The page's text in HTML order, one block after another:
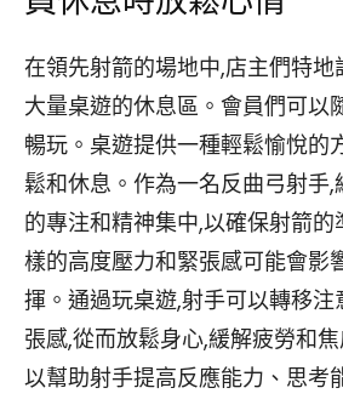
在領先射箭的場地中,店主們特地
大量桌遊的休息區。會員們可以
暢玩。桌遊提供一種輕鬆愉悅的
鬆和休息。作為一名反曲弓射手
的專注和精神集中,以確保射箭
樣的高度壓力和緊張感可能會影
揮。通過玩桌遊,射手可以轉移注
張感,從而放鬆身心,緩解疲勞和
以幫助射手提高反應能力、思考